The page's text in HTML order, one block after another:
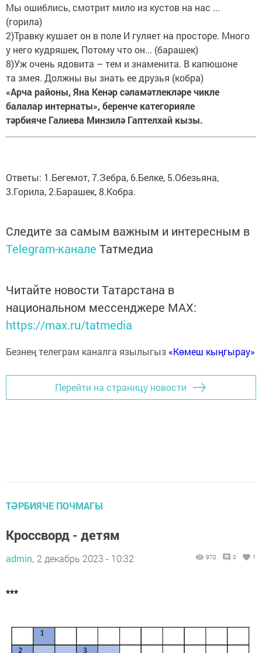
Мы ошиблись, смотрит мило из кустов на нас ...
(горила)
2)Травку кушает он в поле И гуляет на просторе. Много
у него кудряшек, Потому что он... (барашек)
8)Уж очень ядовита – тем и знаменита. В капюшоне
та змея. Должны вы знать ее друзья (кобра)
«Арча районы, Яна Кенәр сәламәтлекләре чикле
балалар интернаты», беренче категорияле
тәрбияче Галиева Минзилә Гаптелхай кызы.
Ответы: 1.Бегемот, 7.Зебра, 6.Белке, 5.Обезьяна,
3.Горила, 2.Барашек, 8.Кобра.
Следите за самым важным и интересным в
Telegram-канале Татмедиа
Читайте новости Татарстана в
национальном мессенджере MАХ:
https://max.ru/tatmedia
Безнең телеграм каналга язылыгыз «Көмеш кыңгырау»
Перейти на страницу новости
ТӘРБИЯЧЕ ПОЧМАГЫ
Кроссворд - детям
admin, 2 декабрь 2023 - 10:32 970 0 1
***